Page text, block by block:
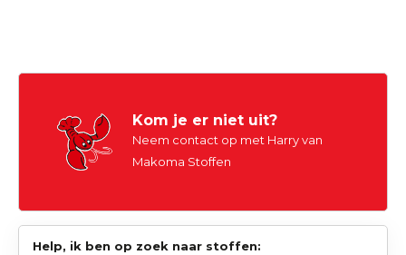
Kom je er niet uit?
Neem contact op met Harry van
Makoma Stoffen
Help, ik ben op zoek naar stoffen: